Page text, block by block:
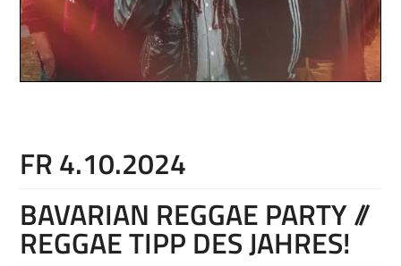
FR 4.10.2024
BAVARIAN REGGAE PARTY //
REGGAE TIPP DES JAHRES!